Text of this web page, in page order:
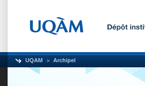
UQAM Archipel